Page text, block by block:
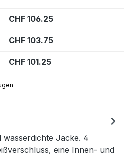
CHF 106.25
CHF 103.75
CHF 101.25
Jacke. 4
eine Innen- und